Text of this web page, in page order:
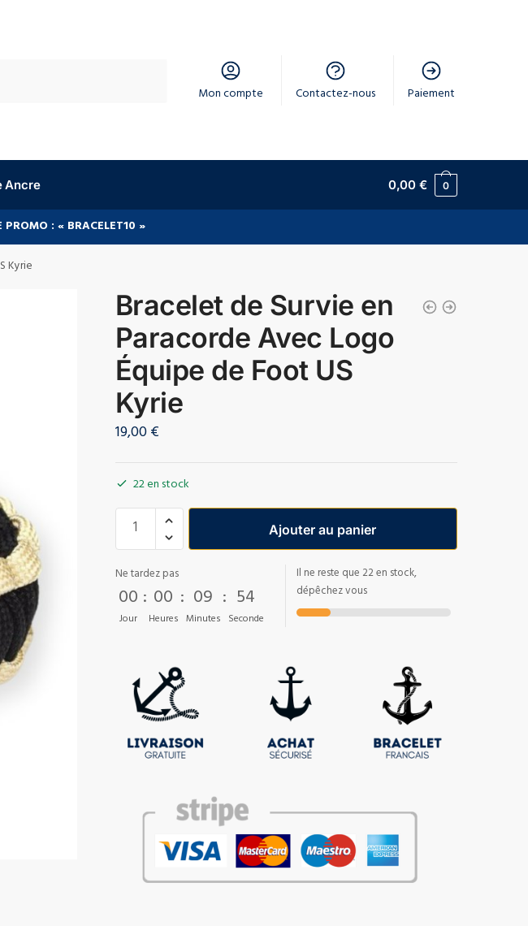
Mon compte Contactez-nous Paiement
Ancre 0,00€ 0
: « BRACELET10 »
Kyrie
Bracelet de Survie en
Paracorde Avec Logo
Équipe de Foot US
Kyrie
19,00€
22 en stock
Ajouter au panier
Ne tardez pas
00
Jour
: 00
Heures
: 09
Minutes
: 54
Seconde
Il ne reste que 22 en stock,
dépêchez vous